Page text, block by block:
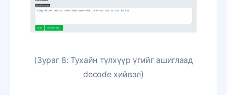
(Зураг 8: Тухайн түлхүүр үгийг ашиглаад
decode хийвэл)